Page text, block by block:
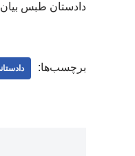
دادستان طبس
برچسب‌ها: